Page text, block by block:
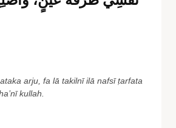
arju, fa lā takilnī ilā nafsī ṭarfata
kullah.